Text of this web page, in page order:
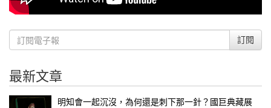
訂閱
最新文章
明知會一起沉沒，為何還是刺下那一針？國巨典藏展